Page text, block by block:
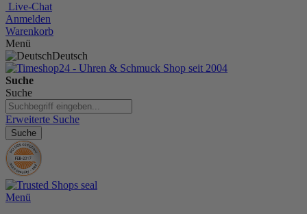
Live-Chat
Anmelden
Warenkorb
Menü
Deutsch
Suche
Suche
Erweiterte Suche
Suche
Menü